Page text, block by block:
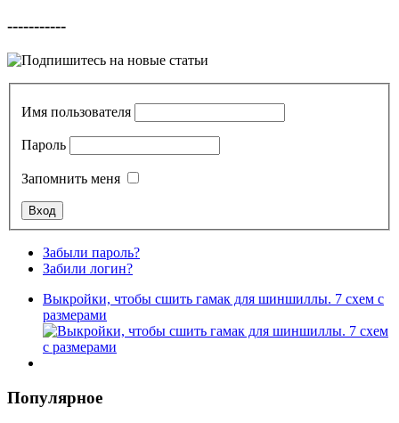
-----------
Имя пользователя
Пароль
Запомнить меня
Забыли пароль?
Забили логин?
Выкройки, чтобы сшить гамак для шиншиллы. 7 схем с
размерами
Популярное